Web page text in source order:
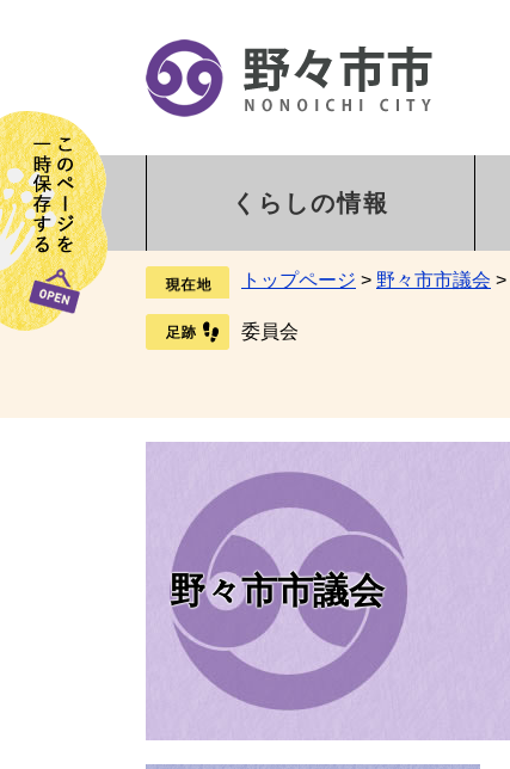
くらしの情報
トップページ > 野々市市議会 >
委員会
野々市市議会